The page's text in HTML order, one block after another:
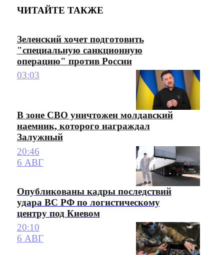
ЧИТАЙТЕ ТАКЖЕ
Зеленский хочет подготовить
"специальную санкционную
операцию" против России
03:03
В зоне СВО уничтожен молдавский
наемник, которого награждал
Залужный
20:46
6 АВГ
Опубликованы кадры последствий
удара ВС РФ по логистическому
центру под Киевом
20:10
6 АВГ